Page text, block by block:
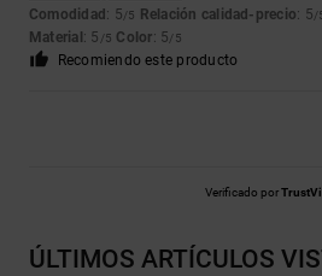
Comodidad : 5/5 Relación calidad-precio: 5/
Material : 5 /5 Color: 5/5
Recomiendo este producto
Verificado por
ÚLTIMOS ARTÍCULOS